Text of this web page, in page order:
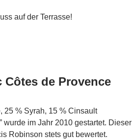
auf der Terrasse!
Côtes de Provence
25 % Syrah, 15 % Cinsault
wurde im Jahr 2010 gestartet. Dieser
Robinson stets gut bewertet.